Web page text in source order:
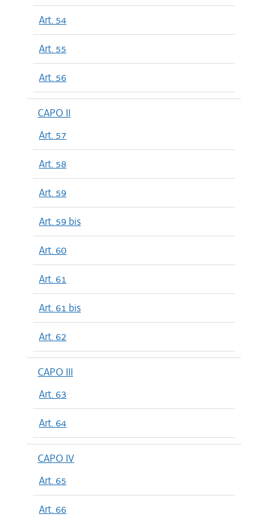
Art. 54
Art. 55
Art. 56
CAPO II
Art. 57
Art. 58
Art. 59
Art. 59 bis
Art. 60
Art. 61
Art. 61 bis
Art. 62
CAPO III
Art. 63
Art. 64
CAPO IV
Art. 65
Art. 66